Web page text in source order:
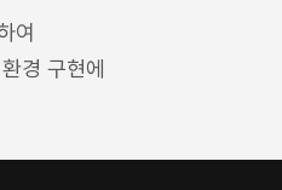
여
경 구현에